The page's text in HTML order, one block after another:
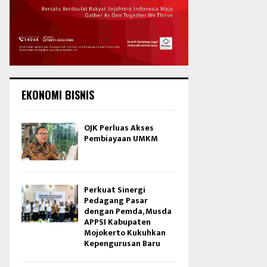
EKONOMI BISNIS
OJK Perluas Akses
Pembiayaan UMKM
Perkuat Sinergi
Pedagang Pasar
dengan Pemda, Musda
APPSI Kabupaten
Mojokerto Kukuhkan
Kepengurusan Baru